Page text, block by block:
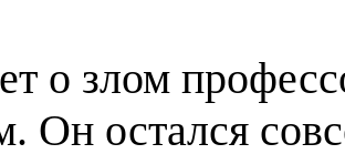
о злом
Он остался